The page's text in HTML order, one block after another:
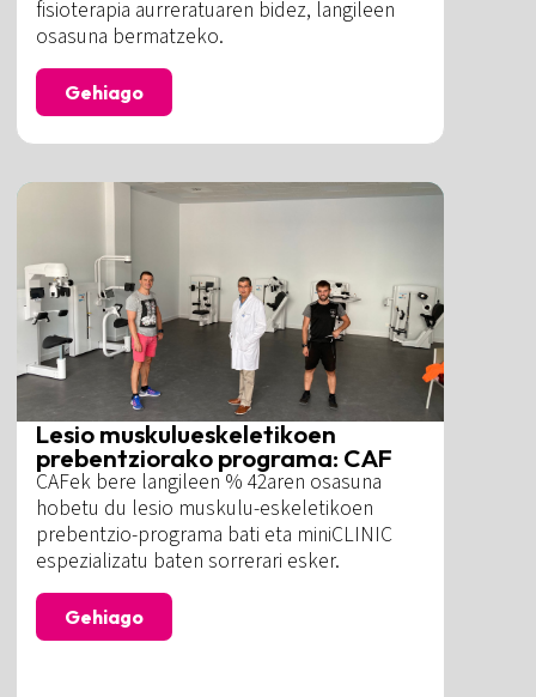
fisioterapia aurreratuaren bidez, langileen
osasuna bermatzeko.
Gehiago
Lesio muskulueskeletikoen
prebentziorako programa: CAF
CAFek bere langileen % 42aren osasuna
hobetu du lesio muskulu-eskeletikoen
prebentzio-programa bati eta miniCLINIC
espezializatu baten sorrerari esker.
Gehiago